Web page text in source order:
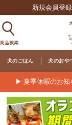
新規会員登
犬のごはん 犬のおや
▶ 夏季休暇のお知